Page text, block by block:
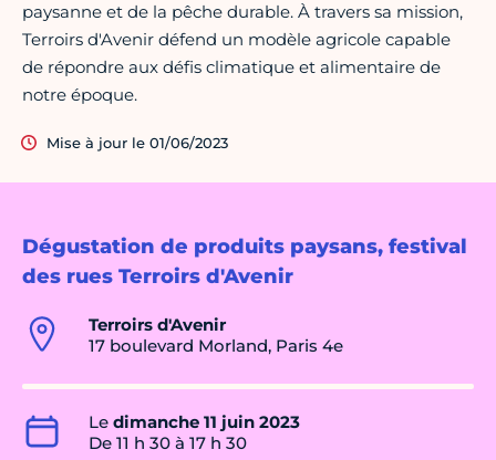
Dégustation de produits paysans, festival
des rues Terroirs d'Avenir
Terroirs d'Avenir
17 boulevard Morland, Paris 4e
Le dimanche 11 juin 2023
De 11 h 30 à 17 h 30
paysanne et de la pêche durable. À travers sa mission,
Terroirs d'Avenir défend un modèle agricole capable
de répondre aux défis climatique et alimentaire de
notre époque.
Mise à jour le 01/06/2023